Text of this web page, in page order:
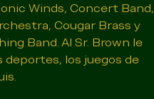
Winds, Concert Band,
Cougar Brass y
Band. Al Sr. Brown le
deportes, los juegos de